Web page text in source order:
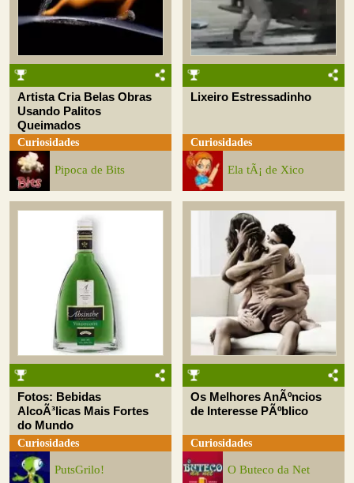
Artista Cria Belas Obras
Usando Palitos
Queimados
Curiosidades
Pipoca de Bits
Lixeiro Estressadinho
Curiosidades
Ela tÃ¡ de Xico
Fotos: Bebidas
AlcoÃ³licas Mais Fortes
do Mundo
Curiosidades
PutsGrilo!
Os Melhores AnÃºncios
de Interesse PÃºblico
Curiosidades
O Buteco da Net